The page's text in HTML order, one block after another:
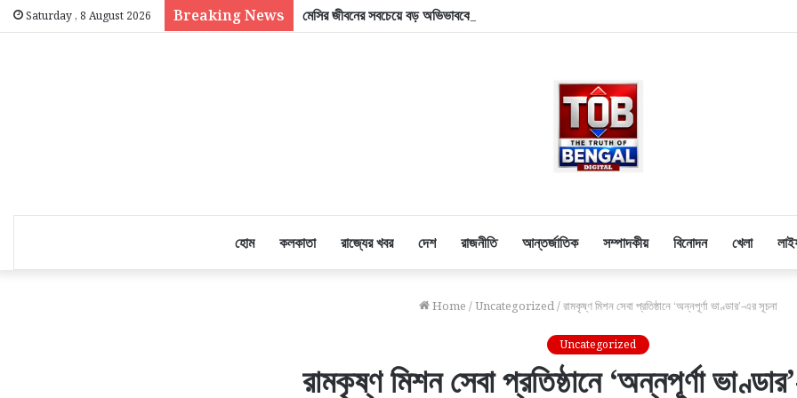
Saturday , 8 August 2026 Breaking News মেসির জীবনের সবচেয়ে বড় অভিভাবকের বিদায়! প্রয়াত ফুটবলের জাদুকরের বাবা হোর্হে মেসি
হোম কলকাতা রাজ্যের খবর দেশ রাজনীতি আন্তর্জাতিক সম্পাদকীয় বিনোদন খেলা
Home /Uncategorized/রামকৃষ্ণ মিশন সেবা প্রতিষ্ঠানে ‘অন্নপূর্ণা ভাণ্ডার’-এর সূচনা
Uncategorized
রামকৃষ্ণ মিশন সেবা প্রতিষ্ঠানে ‘অন্নপূর্ণা